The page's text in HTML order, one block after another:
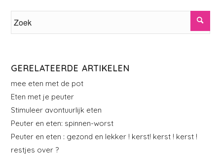
GERELATEERDE ARTIKELEN
mee eten met de pot
Eten met je peuter
Stimuleer avontuurlijk eten
Peuter en eten: spinnen-worst
Peuter en eten : gezond en lekker ! kerst! kerst ! kerst !
restjes over ?